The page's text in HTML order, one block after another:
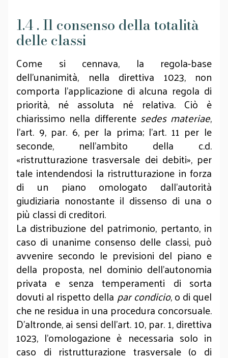
1.4 . Il consenso della totalità
delle classi
Come si cennava, la regola-base
dell’unanimità, nella direttiva 1023, non
comporta l’applicazione di alcuna regola di
priorità, né assoluta né relativa. Ciò è
chiarissimo nella differente sedes materiae,
l’art. 9, par. 6, per la prima; l’art. 11 per le
seconde, nell’ambito della c.d.
«ristrutturazione trasversale dei debiti», per
tale intendendosi la ristrutturazione in forza
di un piano omologato dall’autorità
giudiziaria nonostante il dissenso di una o
più classi di creditori.
La distribuzione del patrimonio, pertanto, in
caso di unanime consenso delle classi, può
avvenire secondo le previsioni del piano e
della proposta, nel dominio dell’autonomia
privata e senza temperamenti di sorta
dovuti al rispetto della par condicio, o di quel
che ne residua in una procedura concorsuale.
D’altronde, ai sensi dell’art. 10, par. 1, direttiva
1023, l’omologazione è necessaria solo in
caso di ristrutturazione trasversale (o di